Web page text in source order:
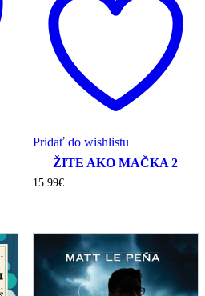
Pridať do wishlistu
ŽITE AKO MAČKA 2
15.99€